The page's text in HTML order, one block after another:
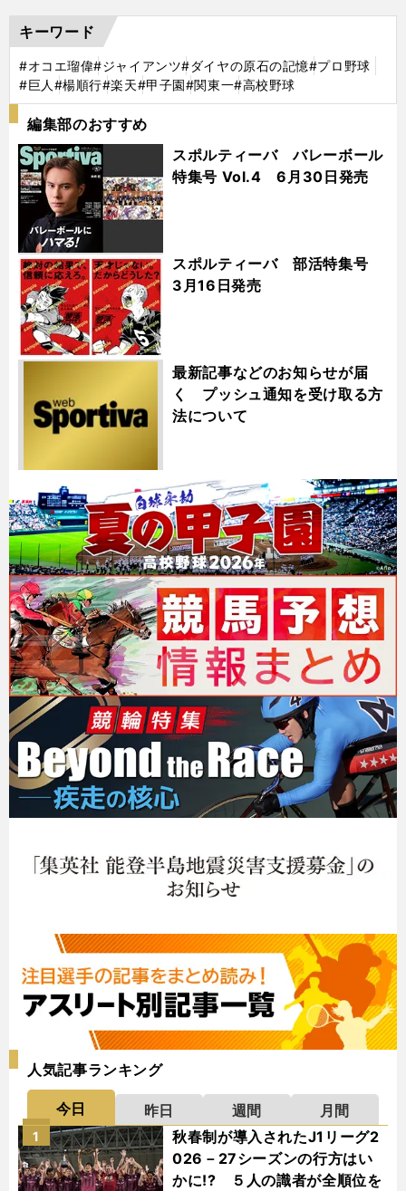
キーワード
#オコエ瑠偉#ジャイアンツ#ダイヤの原石の記憶#プロ野球
#巨人 #楊順行#楽天#甲子園#関東一#高校野球
編集部のおすすめ
スポルティーバ バレーボール
特集号 Vol.4 6月30日発売
スポルティーバ 部活特集号
3月16日発売
最新記事などのお知らせが届
く プッシュ通知を受け取る方
法について
人気記事ランキング
今日 昨日 週間
月間
秋春制が導入されたJ1リーグ2
026－27シーズンの行方はい
かに!? ５人の識者が全順位を
1